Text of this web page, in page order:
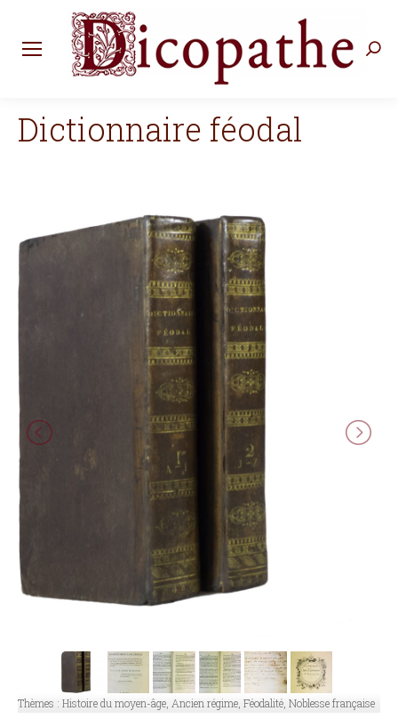
Dictionnaire féodal
Thèmes : Histoire du moyen-âge, Ancien régime, Féodalité, Noblesse française